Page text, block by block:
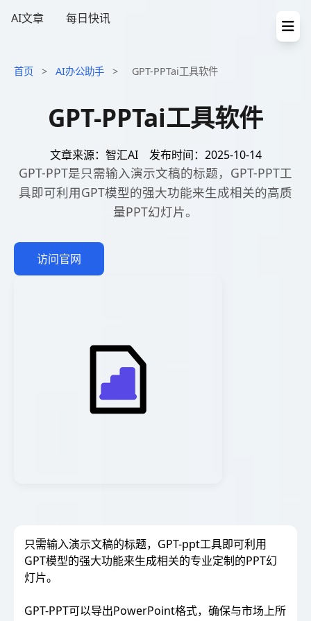
AI文章 每日快讯
首页 > AI办公助手 > GPT-PPTai工具软件
GPT-PPTai工具软件
文章来源：智汇AI 发布时间：2025-10-14
GPT-PPT是只需输入演示文稿的标题，GPT-PPT工
具即可利用GPT模型的强大功能来生成相关的高质
量PPT幻灯片。
访问官网
只需输入演示文稿的标题，GPT-ppt工具即可利用
GPT模型的强大功能来生成相关的专业定制的PPT幻
灯片。
GPT-PPT可以导出PowerPoint格式，确保与市场上所